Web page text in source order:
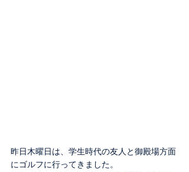
昨日木曜日は、学生時代の友人と御殿場方面
にゴルフに行ってきました。